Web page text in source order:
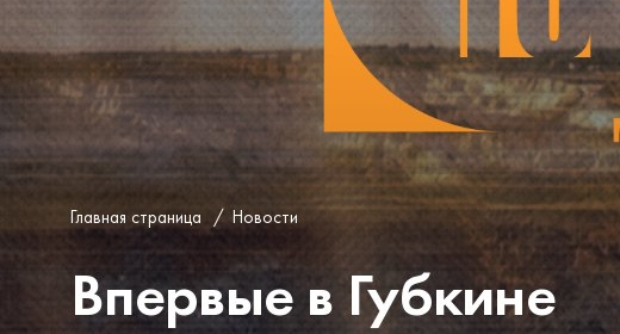
Главная страница / Новости
Впервые в Губкине